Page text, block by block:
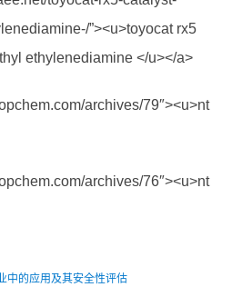
”><u>toyocat rx5
ethylenediamine </u></a>
archives/79″><u>nt
archives/76″><u>nt
中的应用及其安全性评估